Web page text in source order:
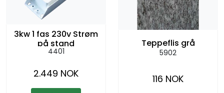
3kw 1 fas 230v Strøm
på stand
4401
2.449 NOK
Teppeflis grå
5902
116 NOK